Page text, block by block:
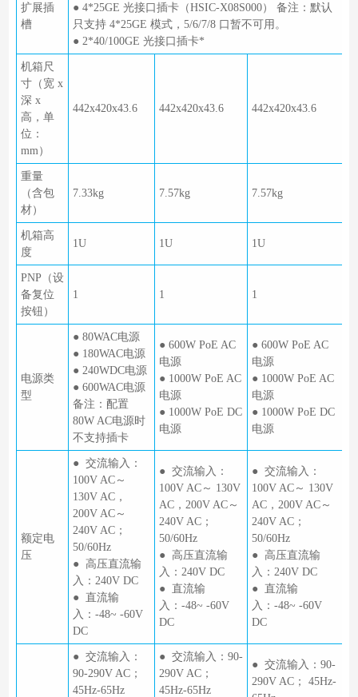
扩展插
槽
● 4*25GE 光接口插卡（HSIC-X08S000） 备注：默认
只支持 4*25GE 模式，5/6/7/8 口暂不可用。
● 2*40/100GE 光接口插卡*
机箱尺
寸（宽 x
深 x
高，单
位：
mm）
442x420x43.6 442x420x43.6 442x420x43.6
重量
（含包
材）
7.33kg 7.57kg 7.57kg
机箱高
度
1U 1U 1U
PNP（设
备复位
按钮）
1 1 1
电源类
型
● 80WAC电源
● 180WAC电源
● 240WDC电源
● 600WAC电源
备注：配置
80W AC电源时
不支持插卡
● 600W PoE AC
电源
● 1000W PoE AC
电源
● 1000W PoE DC
电源
● 600W PoE AC
电源
● 1000W PoE AC
电源
● 1000W PoE DC
电源
额定电
压
● 交流输入：
100V AC～
130V AC，
200V AC～
240V AC；
50/60Hz
● 高压直流输
入：240V DC
● 直流输
入：-48~ -60V
DC
● 交流输入：
100V AC～ 130V
AC，200V AC～
240V AC；
50/60Hz
● 高压直流输
入：240V DC
● 直流输
入：-48~ -60V
DC
● 交流输入：
100V AC～ 130V
AC，200V AC～
240V AC；
50/60Hz
● 高压直流输
入：240V DC
● 直流输
入：-48~ -60V
DC
● 交流输入：
90-290V AC；
45Hz-65Hz
● 交流输入：90-
290V AC；
45Hz-65Hz
● 交流输入：90-
290V AC； 45Hz-